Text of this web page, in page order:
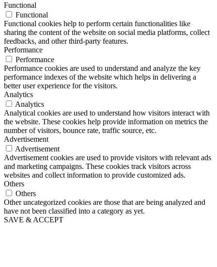
Functional
Functional
Functional cookies help to perform certain functionalities like
sharing the content of the website on social media platforms, collect
feedbacks, and other third-party features.
Performance
Performance
Performance cookies are used to understand and analyze the key
performance indexes of the website which helps in delivering a
better user experience for the visitors.
Analytics
Analytics
Analytical cookies are used to understand how visitors interact with
the website. These cookies help provide information on metrics the
number of visitors, bounce rate, traffic source, etc.
Advertisement
Advertisement
Advertisement cookies are used to provide visitors with relevant ads
and marketing campaigns. These cookies track visitors across
websites and collect information to provide customized ads.
Others
Others
Other uncategorized cookies are those that are being analyzed and
have not been classified into a category as yet.
SAVE & ACCEPT